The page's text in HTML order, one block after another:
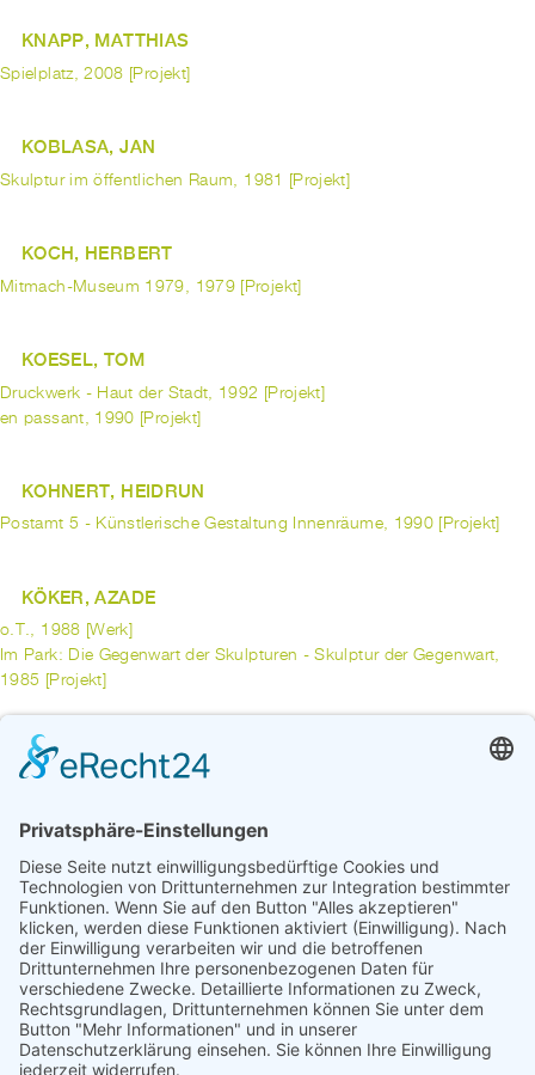
KNAPP, MATTHIAS
Spielplatz, 2008 [Projekt]
KOBLASA, JAN
Skulptur im öffentlichen Raum, 1981 [Projekt]
KOCH, HERBERT
Mitmach-Museum 1979, 1979 [Projekt]
KOESEL, TOM
Druckwerk - Haut der Stadt, 1992 [Projekt]
en passant, 1990 [Projekt]
KOHNERT, HEIDRUN
Postamt 5 - Künstlerische Gestaltung Innenräume, 1990 [Projekt]
KÖKER, AZADE
o.T., 1988 [Werk]
Im Park: Die Gegenwart der Skulpturen - Skulptur der Gegenwart,
1985 [Projekt]
KOLL, MAREN
Schwachhausen, 1997 [Projekt]
vorherige
1
...
3
4
5
6
7
8